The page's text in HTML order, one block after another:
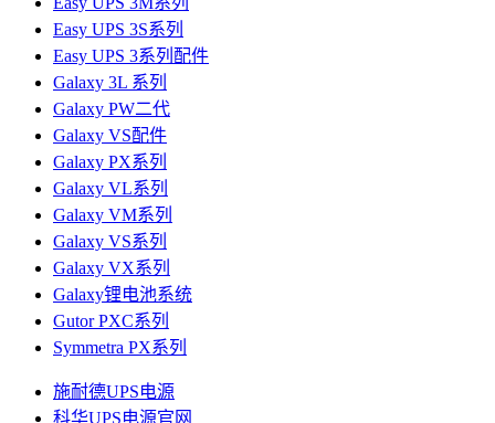
Easy UPS 3S系列
Easy UPS 3系列配件
Galaxy 3L 系列
Galaxy PW二代
Galaxy VS配件
Galaxy PX系列
Galaxy VL系列
Galaxy VM系列
Galaxy VS系列
Galaxy VX系列
Galaxy锂电池系统
Gutor PXC系列
Symmetra PX系列
施耐德UPS电源
科华UPS电源官网